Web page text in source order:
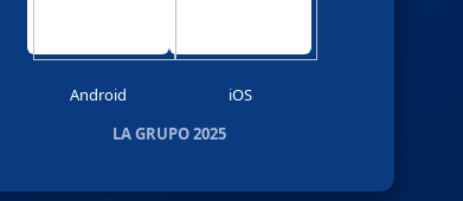
Android
iOS
LA GRUPO 2025